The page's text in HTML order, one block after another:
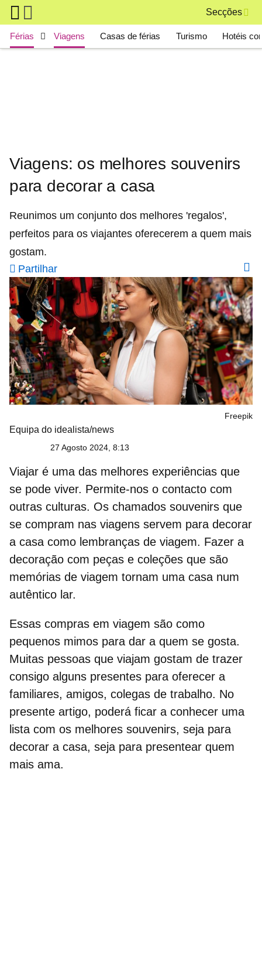
Skip to main content
Secções
Main navigation
Férias Viagens Casas de férias Turismo Hotéis
Viagens: os melhores souvenirs
para decorar a casa
Reunimos um conjunto dos melhores 'regalos',
perfeitos para os viajantes oferecerem a quem mais
gostam.
Partilhar
Freepik
Equipa do idealista/news
27 Agosto 2024, 8:13
Viajar é uma das melhores experiências que
se pode viver. Permite-nos o contacto com
outras culturas. Os chamados souvenirs que
se compram nas viagens servem para decorar
a casa como lembranças de viagem. Fazer a
decoração com peças e coleções que são
memórias de viagem tornam uma casa num
autêntico lar.
Essas compras em viagem são como
pequenos mimos para dar a quem se gosta.
Muitas pessoas que viajam gostam de trazer
consigo alguns presentes para oferecer a
familiares, amigos, colegas de trabalho. No
presente artigo, poderá ficar a conhecer uma
lista com os melhores souvenirs, seja para
decorar a casa, seja para presentear quem
mais ama.